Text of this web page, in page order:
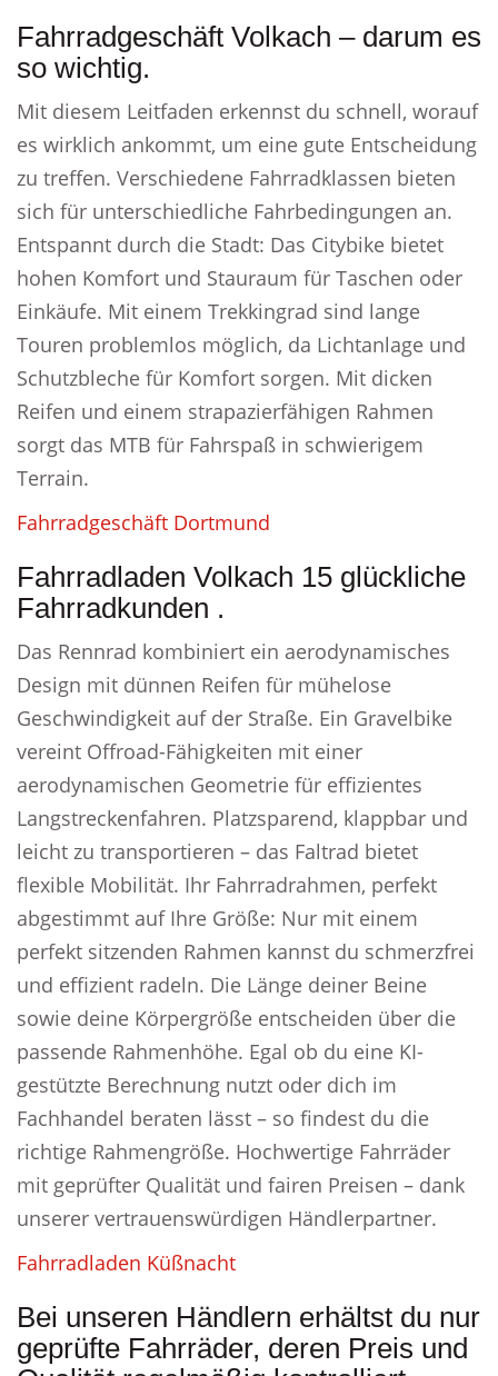
Fahrradgeschäft Volkach – darum es
so wichtig.
Mit diesem Leitfaden erkennst du schnell, worauf
es wirklich ankommt, um eine gute Entscheidung
zu treffen. Verschiedene Fahrradklassen bieten
sich für unterschiedliche Fahrbedingungen an.
Entspannt durch die Stadt: Das Citybike bietet
hohen Komfort und Stauraum für Taschen oder
Einkäufe. Mit einem Trekkingrad sind lange
Touren problemlos möglich, da Lichtanlage und
Schutzbleche für Komfort sorgen. Mit dicken
Reifen und einem strapazierfähigen Rahmen
sorgt das MTB für Fahrspaß in schwierigem
Terrain.
Fahrradgeschäft Dortmund
Fahrradladen Volkach 15 glückliche
Fahrradkunden .
Das Rennrad kombiniert ein aerodynamisches
Design mit dünnen Reifen für mühelose
Geschwindigkeit auf der Straße. Ein Gravelbike
vereint Offroad-Fähigkeiten mit einer
aerodynamischen Geometrie für effizientes
Langstreckenfahren. Platzsparend, klappbar und
leicht zu transportieren – das Faltrad bietet
flexible Mobilität. Ihr Fahrradrahmen, perfekt
abgestimmt auf Ihre Größe: Nur mit einem
perfekt sitzenden Rahmen kannst du schmerzfrei
und effizient radeln. Die Länge deiner Beine
sowie deine Körpergröße entscheiden über die
passende Rahmenhöhe. Egal ob du eine KI-
gestützte Berechnung nutzt oder dich im
Fachhandel beraten lässt – so findest du die
richtige Rahmengröße. Hochwertige Fahrräder
mit geprüfter Qualität und fairen Preisen – dank
unserer vertrauenswürdigen Händlerpartner.
Fahrradladen Küßnacht
Bei unseren Händlern erhältst du nur
geprüfte Fahrräder, deren Preis und